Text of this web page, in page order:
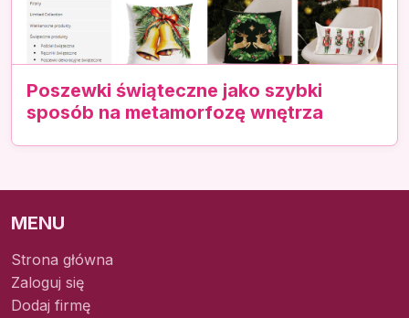
Poszewki świąteczne jako szybki
sposób na metamorfozę wnętrza
MENU
Strona główna
Zaloguj się
Dodaj firmę